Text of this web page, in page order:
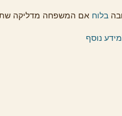
בלוח אם המשפחה מדליקה
נוסף